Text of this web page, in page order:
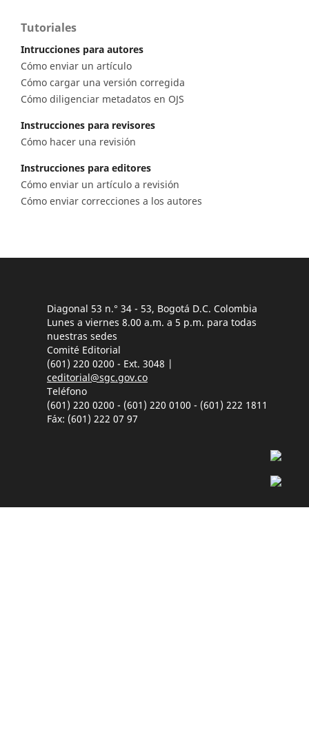
Tutoriales
Intrucciones para autores
Cómo enviar un artículo
Cómo cargar una versión corregida
Cómo diligenciar metadatos en OJS
Instrucciones para revisores
Cómo hacer una revisión
Instrucciones para editores
Cómo enviar un artículo a revisión
Cómo enviar correcciones a los autores
Diagonal 53 n.° 34 - 53, Bogotá D.C. Colombia
Lunes a viernes 8.00 a.m. a 5 p.m. para todas
nuestras sedes
Comité Editorial
(601) 220 0200 - Ext. 3048 |
ceditorial@sgc.gov.co
Teléfono
(601) 220 0200 - (601) 220 0100 - (601) 222 1811
Fáx: (601) 222 07 97